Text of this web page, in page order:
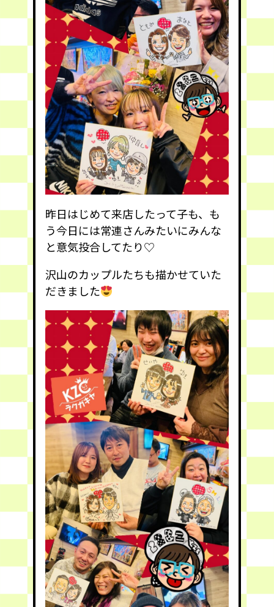
昨日はじめて来店したって子も、も
う今日には常連さんみたいにみんな
と意気投合してたり♡
沢山のカップルたちも描かせていた
だきました